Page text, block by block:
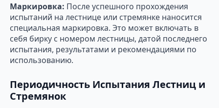
Маркировка: После успешного прохождения
испытаний на лестнице или стремянке наносится
специальная маркировка. Это может включать в
себя бирку с номером лестницы, датой последнего
испытания, результатами и рекомендациями по
использованию.
Периодичность Испытания Лестниц и
Стремянок